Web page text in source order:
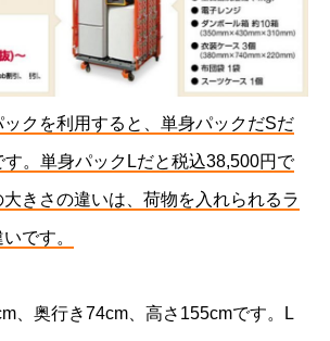
ックを利用すると、単身パックだSだ
す。単身パックLだと税込38,500円で
きさの違いは、荷物を入れられるラ
です。
、奥行き74cm、高さ155cmです。L